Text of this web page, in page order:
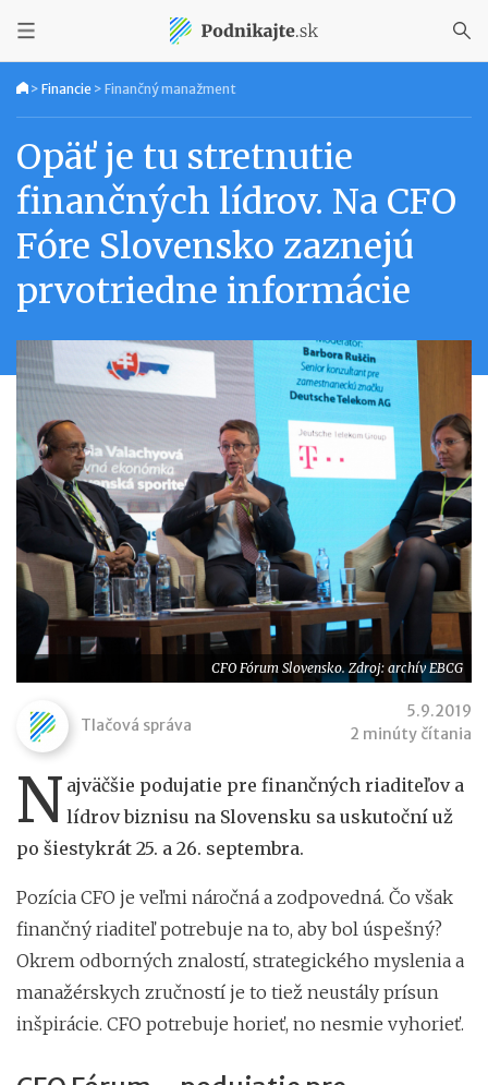
> Financie > Finančný manažment
Opäť je tu stretnutie
finančných lídrov. Na CFO
Fóre Slovensko zaznejú
prvotriedne informácie
CFO Fórum Slovensko. Zdroj: archív EBCG
Tlačová správa
5.9.2019
2 minúty čítania
N ajväčšie podujatie pre finančných riaditeľov a
lídrov biznisu na Slovensku sa uskutoční už
po šiestykrát 25. a 26. septembra.
Pozícia CFO je veľmi náročná a zodpovedná. Čo však
finančný riaditeľ potrebuje na to, aby bol úspešný?
Okrem odborných znalostí, strategického myslenia a
manažérskych zručností je to tiež neustály prísun
inšpirácie. CFO potrebuje horieť, no nesmie vyhorieť.